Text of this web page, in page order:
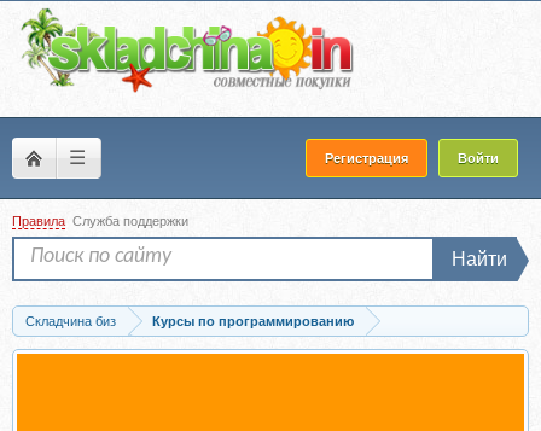
☰ Регистрация Войти
Правила Служба поддержки
Найти
Складчина биз
Курсы по программированию
Скачать [Devman] Чат-боты на Python (Игорь Перепилицын)